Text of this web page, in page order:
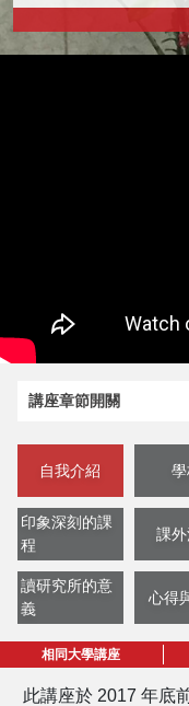
講座章節開關
自我介紹
印象深刻的課
程
課
讀研究所的意
義
心得
相同大學講座
此講座於 2017 年底